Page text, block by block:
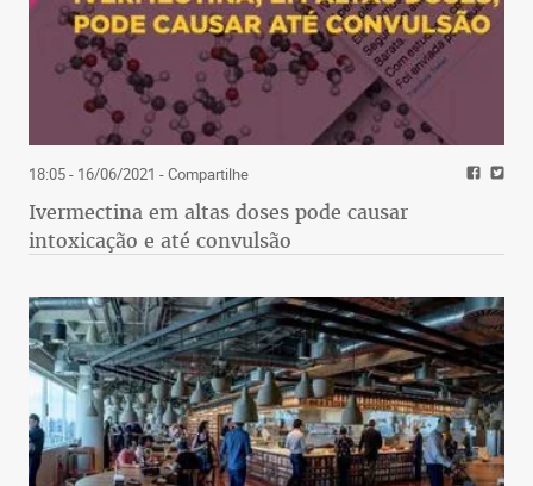
18:05 - 16/06/2021 - Compartilhe
Ivermectina em altas doses pode causar
intoxicação e até convulsão